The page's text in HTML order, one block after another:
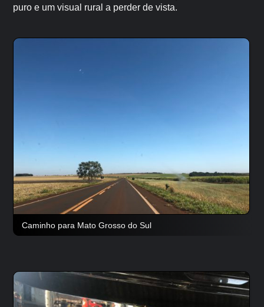
puro e um visual rural a perder de vista.
Caminho para Mato Grosso do Sul